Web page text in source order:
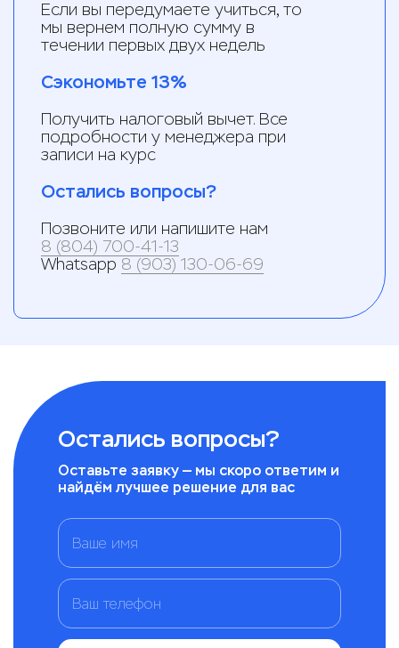
Если вы передумаете учиться, то
мы вернем полную сумму в
течении первых двух недель
Сэкономьте 13%
Получить налоговый вычет. Все
подробности у менеджера при
записи на курс
Остались вопросы?
Позвоните или напишите нам
8 (804) 700-41-13
Whatsapp 8 (903) 130-06-69
Остались вопросы?
Оставьте заявку — мы скоро ответим и
найдём лучшее решение для вас